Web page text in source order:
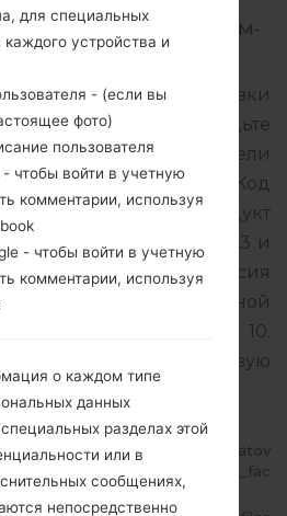
→ SamsungSM-A217M
SM-
обновление прошивки
A21s, но не забудьте
ли номер модели
SM-A217M. Код
MEXICO. Продукт
PDA A217MUBU5BUA3 и
MODEM версия
Версия операционной
Android Q 10.
как прошить стоковую
Samsung
SM-A217M_1_20210216174935_2atov
k6j4l_fac
для специальных
устройства и
- (если вы
фото)
пользователя
- чтобы войти в учетную
комментарии, используя
- чтобы войти в учетную
комментарии, используя
о каждом типе
данных
разделах этой
или в
сообщениях,
непосредственно